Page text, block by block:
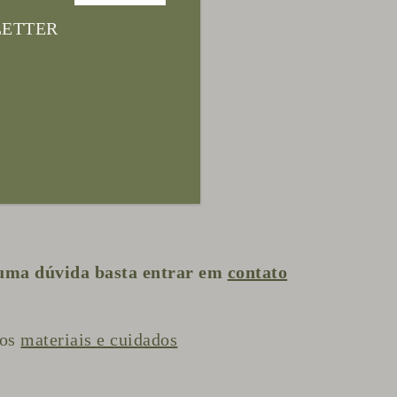
dúvida basta entrar em contato
materiais e cuidados